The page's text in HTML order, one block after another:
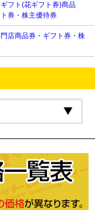
フト(花ギフト券)商品
券・株主優待券
店商品券・ギフト券・株